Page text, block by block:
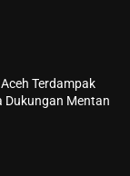
Terdampak
Dukungan Mentan